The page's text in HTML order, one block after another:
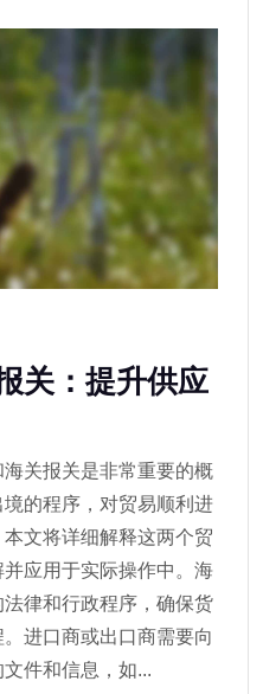
关：提升供应
关报关是非常重要的概
的程序，对贸易顺利进
文将详细解释这两个贸
应用于实际操作中。海
律和行政程序，确保货
进口商或出口商需要向
件和信息，如...